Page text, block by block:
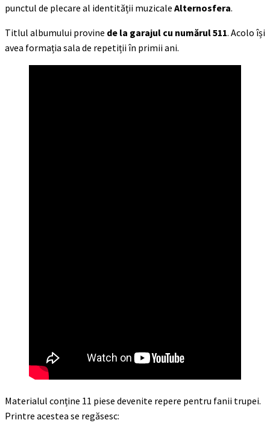
punctul de plecare al identității muzicale Alternosfera.
Titlul albumului provine de la garajul cu numărul 511. Acolo își
avea formația sala de repetiții în primii ani.
Materialul conține 11 piese devenite repere pentru fanii trupei.
Printre acestea se regăsesc: